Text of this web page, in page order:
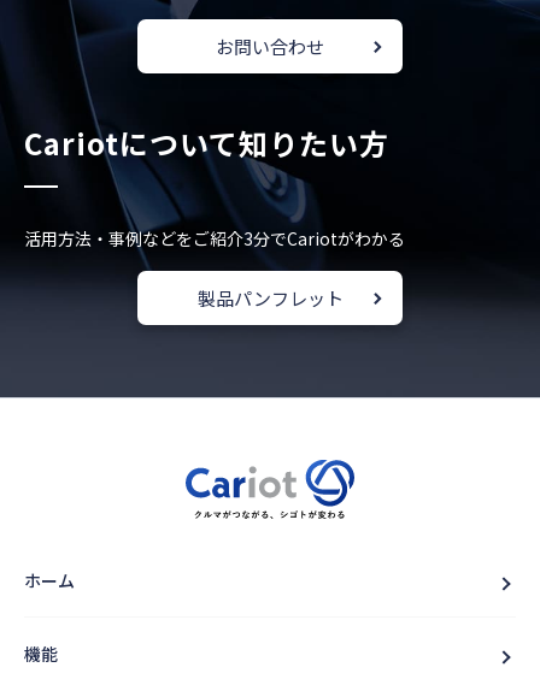
お問い合わせ
Cariotについて知りたい方
活用方法・事例などをご紹介3分でCariotがわかる
製品パンフレット
ホーム
機能